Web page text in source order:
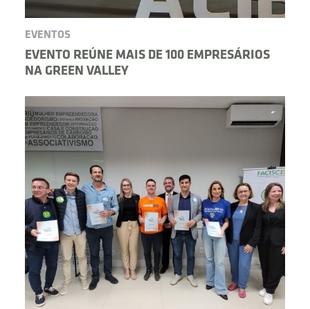
EVENTOS
EVENTO REÚNE MAIS DE 100 EMPRESÁRIOS
NA GREEN VALLEY